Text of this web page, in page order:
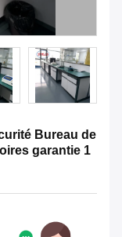
Bureau de
garantie 1